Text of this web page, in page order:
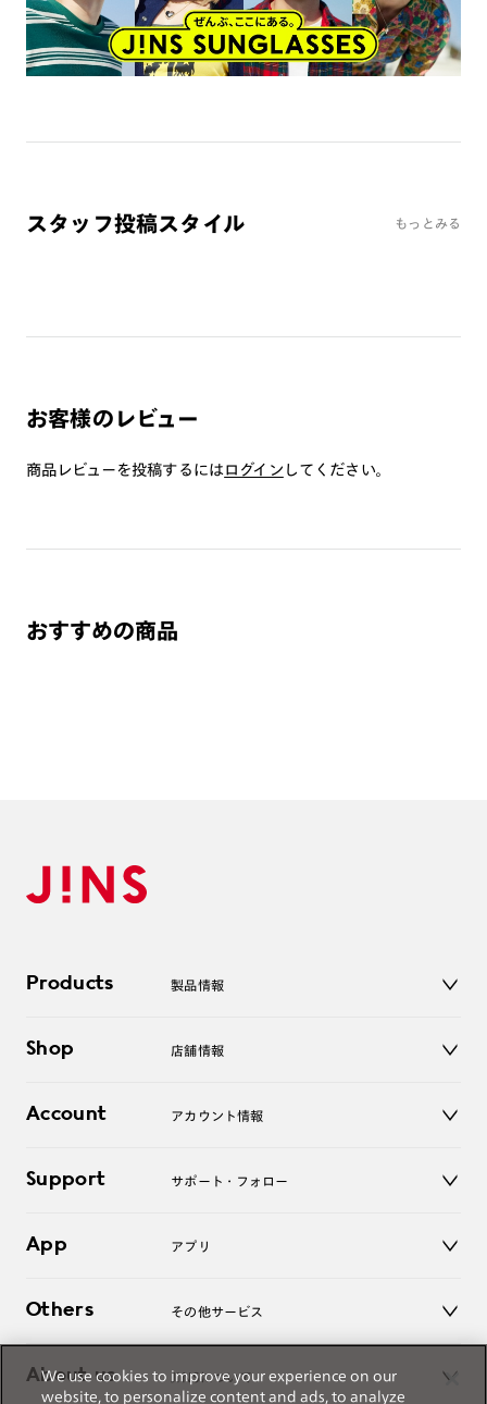
スタッフ投稿スタイル もっとみる
お客様のレビュー
商品レビューを投稿するには ログイン してください。
おすすめの商品
Products 製品情報
サングラス
コンタクトレンズ
アクセサリー
Shop 店舗情報
オンラインショップ
Account アカウント情報
ログアウト
Support サポート・フォロー
よくあるご質問
お問い合わせ
App アプリ
Others その他サービス
レンズ交換
About us JINSについて
We use cookies to improve your experience on our
website, to personalize content and ads, to analyze